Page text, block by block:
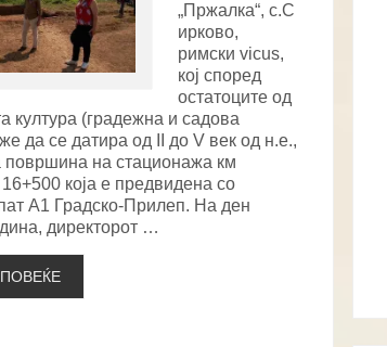
„Пржалка“, с.С
ирково,
римски vicus,
кој според
остатоците од
култура (градежна и садова
да се датира од II до V век од н.е.,
површина на стационажа км
која е предвидена со
А1 Градско-Прилеп. На ден
директорот …